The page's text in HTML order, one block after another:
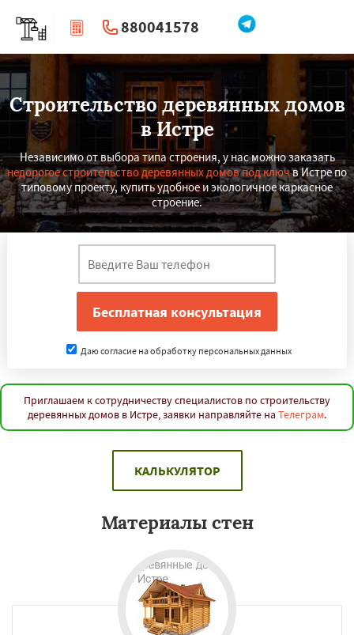
880041578
| Перезвоните мне
Строительство деревянных домов
в Истре
Независимо от выбора типа строения, у нас можно заказать
недорогое строительство деревянных домов под ключв Истре по
типовому проекту, купить удобное и экологичное каркасное
строение.
Даю согласие на обработку персональных данных
Приглашаем к сотрудничеству специалистов по строительству
деревянных домов в Истре, заявки направляйте на Телеграм.
КАЛЬКУЛЯТОР
Материалы стен